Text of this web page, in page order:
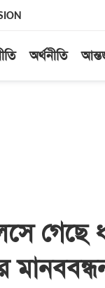
অর্থনীতি
গেছে